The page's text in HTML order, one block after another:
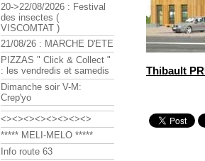
Thibault
20->22/08/2026 : Festival
des insectes (
VISCOMTAT )
21/08/26 : MARCHE D'ETE
PIZZAS " Click & Collect "
: les vendredis et samedis
Dimanche soir V-M:
Crep'yo
<><><><><><><><>
***** MELI-MELO *****
Info route 63